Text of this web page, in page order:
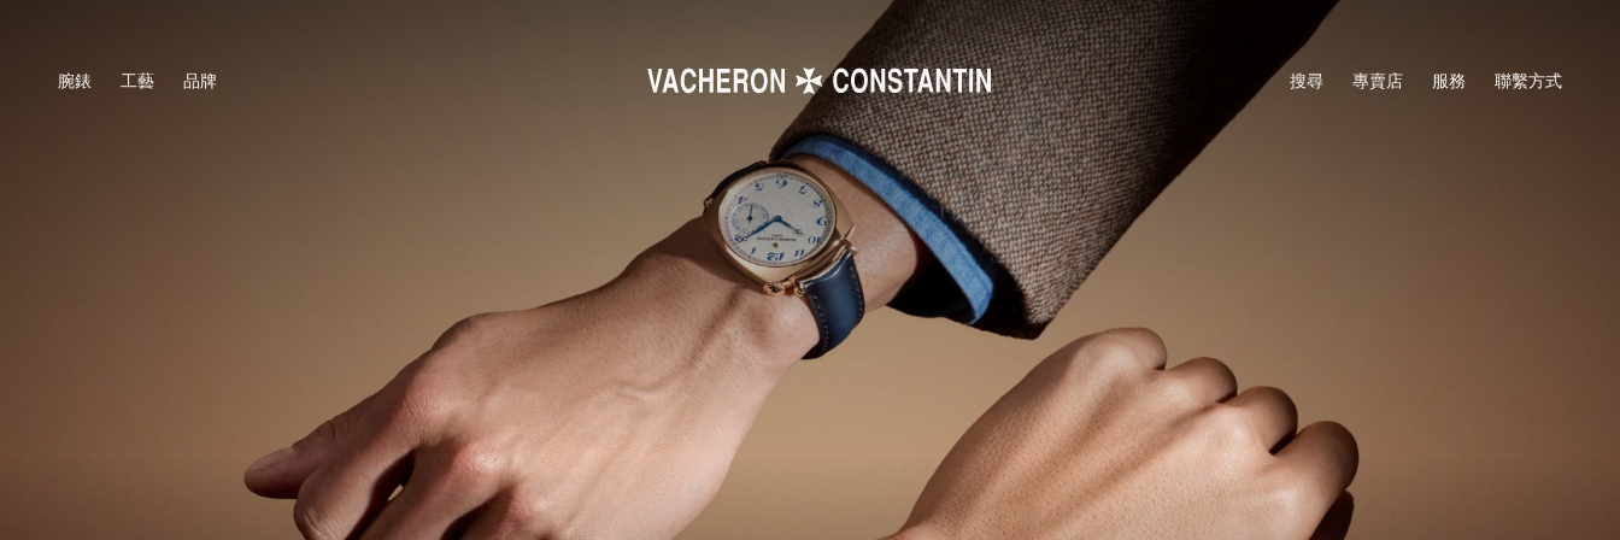
腕錶 工藝 品牌 搜尋 專賣店 服務 聯繫方式